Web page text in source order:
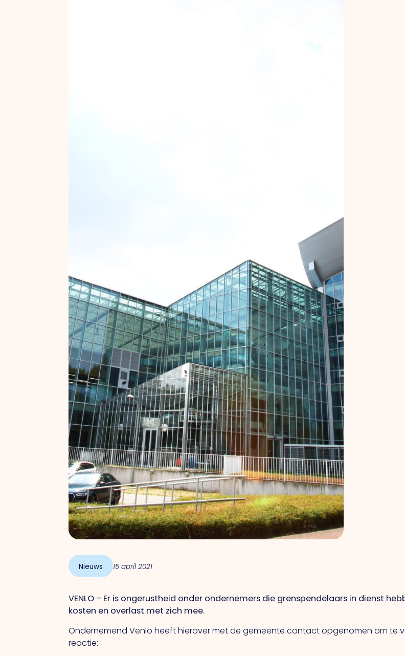
Nieuws 15 april 2021
VENLO – Er is ongerustheid onder ondernemers die grenspendelaars in dienst
kosten en overlast met zich mee.
Ondernemend Venlo heeft hierover met de gemeente contact opgenomen om te
reactie: